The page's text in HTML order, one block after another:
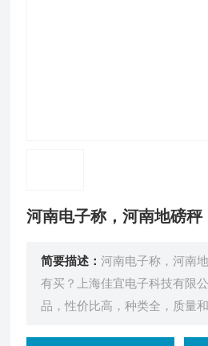
河南电子称，河南地磅秤
简要描述：河南电子称，河南
有买？上海佳宜电子科技有限
品，性价比高，种类全，质量